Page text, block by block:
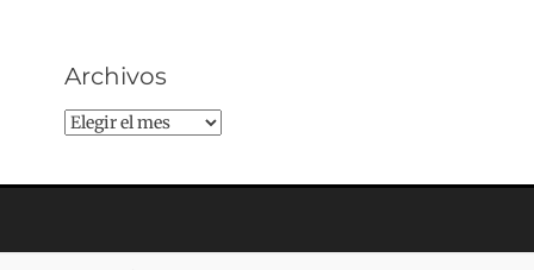
Archivos
Archivos